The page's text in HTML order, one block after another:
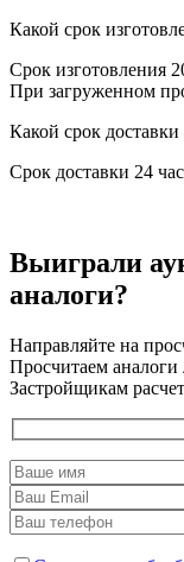
Какой срок
Срок изготовления
При загруженном
Какой срок доставки
Срок доставки 24
Выиграли
аналоги?
Направляйте на
Просчитаем
Застройщикам